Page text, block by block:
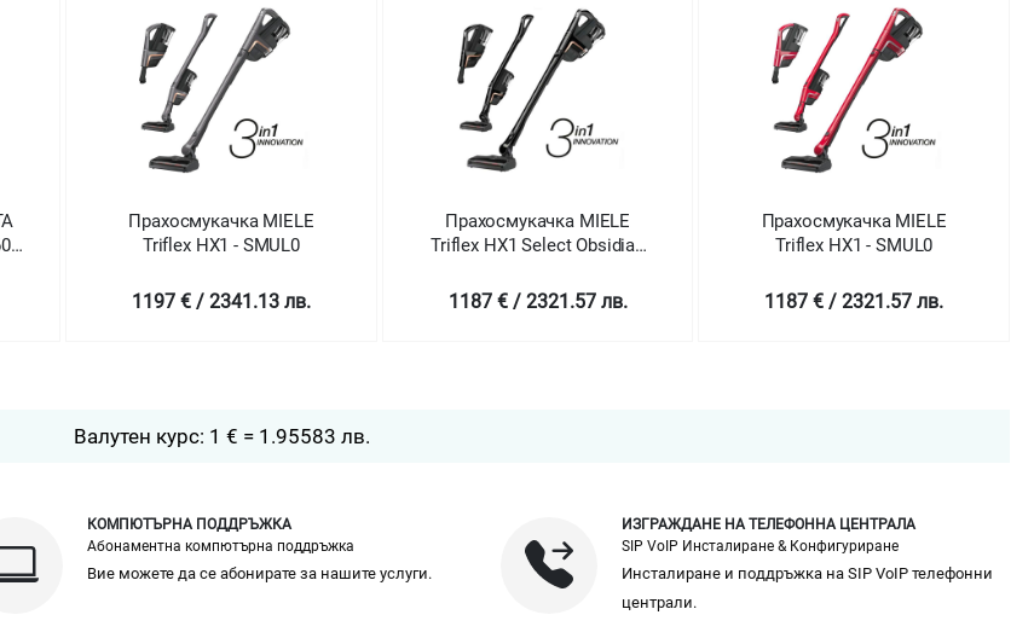
Прахосмукачка MIELE
Triflex HX1 Select Obsidian
1187 € / 2321.57 лв.
Прахосмукачка MIELE
Triflex HX1 - SMUL0
1187 € / 2321.57 лв.
Прахосмукачка MIELE
Triflex HX1 - SMUL0
1187 € / 2321.57 лв.
Валутен курс: 1 € = 1.95583 лв.
КОМПЮТЪРНА ПОДДРЪЖКА
Абонаментна компютърна поддръжка
Вие можете да се абонирате за нашите услуги.
ИЗГРАЖДАНЕ НА ТЕЛЕФОННА ЦЕНТРАЛА
SIP VoIP Инсталиране & Конфигуриране
Инсталиране и поддръжка на SIP VoIP телефонни
централи.